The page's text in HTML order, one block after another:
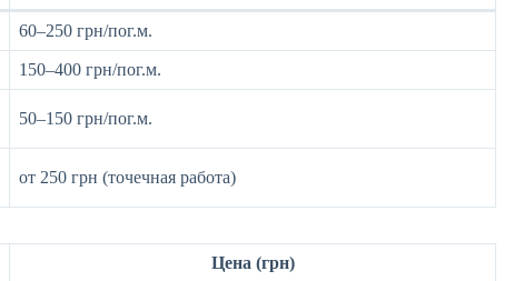
60–250 грн/пог.м.
150–400 грн/пог.м.
50–150 грн/пог.м.
от 250 грн (точечная работа)
Цена (грн)